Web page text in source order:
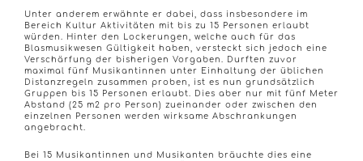
Unter anderem erwähnte er dabei, dass insbesondere im
Bereich Kultur Aktivitäten mit bis zu 15 Personen erlaubt
würden. Hinter den Lockerungen, welche auch für das
Blasmusikwesen Gültigkeit haben, versteckt sich jedoch eine
Verschärfung der bisherigen Vorgaben. Durften zuvor
maximal fünf Musikantinnen unter Einhaltung der üblichen
Distanzregeln zusammen proben, ist es nun grundsätzlich
Gruppen bis 15 Personen erlaubt. Dies aber nur mit fünf Meter
Abstand (25 m2 pro Person) zueinander oder zwischen den
einzelnen Personen werden wirksame Abschrankungen
angebracht.
Bei 15 Musikantinnen und Musikanten bräuchte dies eine